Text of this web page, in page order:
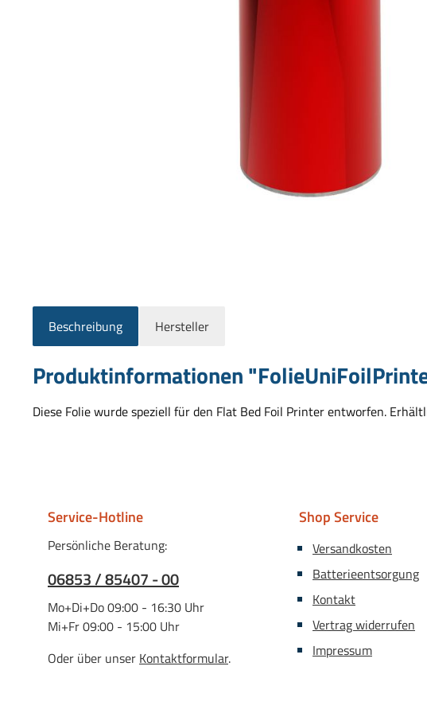
Beschreibung Hersteller
Produktinformationen
Diese Folie wurde speziell für den Flat Bed Foil Printer entworfen.
Service-Hotline
Persönliche Beratung:
06853 / 85407 - 00
Mo+Di+Do 09:00 - 16:30 Uhr
Mi+Fr 09:00 - 15:00 Uhr
Oder über unser Kontaktformular.
Shop Service
Versandkosten
Batterieentsorgung
Kontakt
Vertrag widerrufen
Impressum